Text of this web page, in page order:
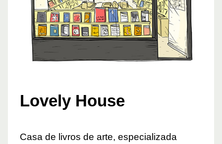
Lovely House
Casa de livros de arte, especializada